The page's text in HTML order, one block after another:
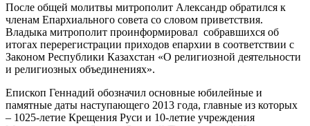
После общей молитвы митрополит Александр обратился к
членам Епархиального совета со словом приветствия.
Владыка митрополит проинформировал собравшихся об
итогах перерегистрации приходов епархии в соответствии с
Законом Республики Казахстан «О религиозной деятельности
и религиозных объединениях».
Епископ Геннадий обозначил основные юбилейные и
памятные даты наступающего 2013 года, главные из которых
– 1025-летие Крещения Руси и 10-летие учреждения